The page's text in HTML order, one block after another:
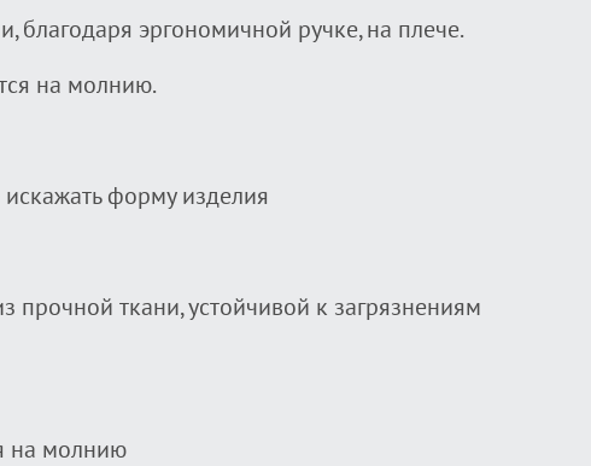
благодаря эргономичной ручке, на плече.
на молнию.
форму изделия
прочной ткани, устойчивой к загрязнениям
на молнию